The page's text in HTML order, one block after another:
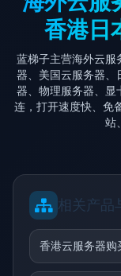
香港日
蓝梯子主营海外云服
器、美国云服务器、
器、物理服务器、显
连，打开速度快、免
站
相关产品
香港云服务器购